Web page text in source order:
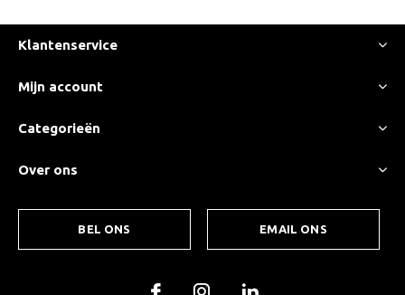
Klantenservice
Mijn account
Categorieën
Over ons
BEL ONS EMAIL ONS